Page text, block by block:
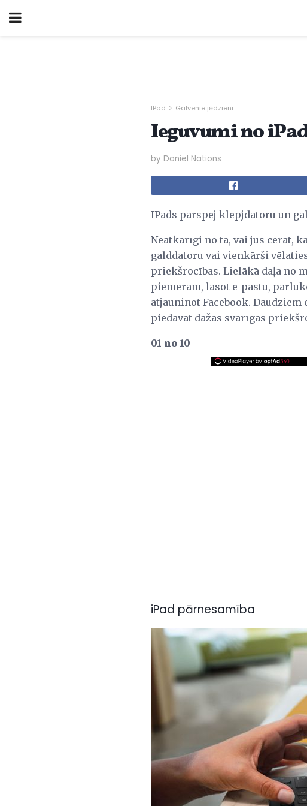
IPad Galvenie jēdzieni
Ieguvumi no
by Daniel Nations
IPads pārspēj klēpjdatoru un
Neatkarīgi no tā, vai jūs cerat, ka
galddatoru vai vienkārši
priekšrocības. Lielākā daļa no
piemēram, lasot e-pastu,
atjauninot Facebook.
piedāvāt dažas svarīgas
01 no 10
iPad pārnesamība